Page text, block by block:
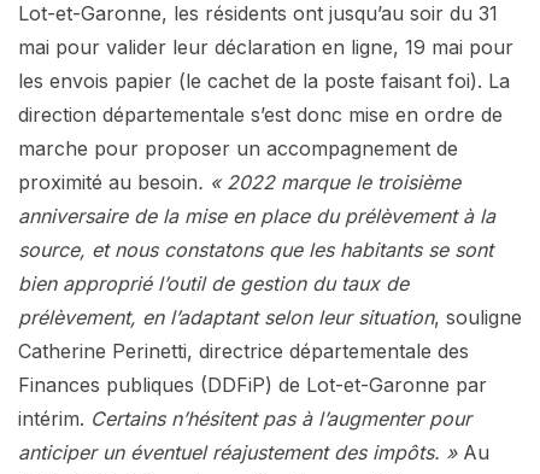
Lot-et-Garonne, les résidents ont jusqu’au soir du 31
mai pour valider leur déclaration en ligne, 19 mai pour
les envois papier (le cachet de la poste faisant foi). La
direction départementale s’est donc mise en ordre de
marche pour proposer un accompagnement de
proximité au besoin. « 2022 marque le troisième
anniversaire de la mise en place du prélèvement à la
source, et nous constatons que les habitants se sont
bien approprié l’outil de gestion du taux de
prélèvement, en l’adaptant selon leur situation, souligne
Catherine Perinetti, directrice départementale des
Finances publiques (DDFiP) de Lot-et-Garonne par
intérim. Certains n’hésitent pas à l’augmenter pour
anticiper un éventuel réajustement des impôts. »Au